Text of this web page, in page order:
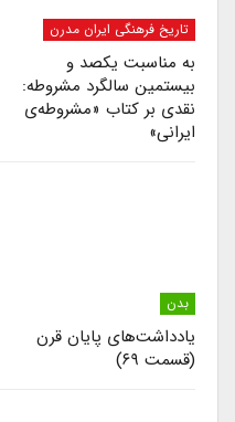
تاریخ فرهنگی ایران مدرن
به مناسبت یکصد و
بیستمین سالگرد مشروطه:
نقدی بر کتاب «مشروطه‌ی
ایرانی»
بدن
یادداشت‌های پایان قرن
(قسمت ۶۹)